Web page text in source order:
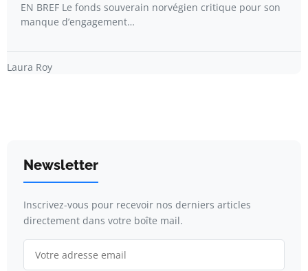
EN BREF Le fonds souverain norvégien critique pour son
manque d’engagement…
Laura Roy
Newsletter
Inscrivez-vous pour recevoir nos derniers articles
directement dans votre boîte mail.